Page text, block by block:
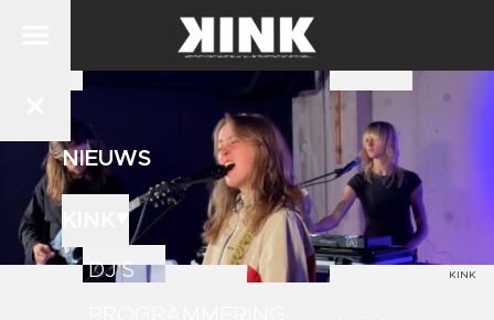
NIEUWS
DJ'S KINK